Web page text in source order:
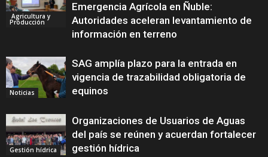
Agricultura y
Producción
Emergencia Agrícola en Ñuble:
Autoridades aceleran levantamiento de
información en terreno
Noticias
SAG amplía plazo para la entrada en
vigencia de trazabilidad obligatoria de
equinos
Gestión hídrica
Organizaciones de Usuarios de Aguas
del país se reúnen y acuerdan fortalecer
gestión hídrica